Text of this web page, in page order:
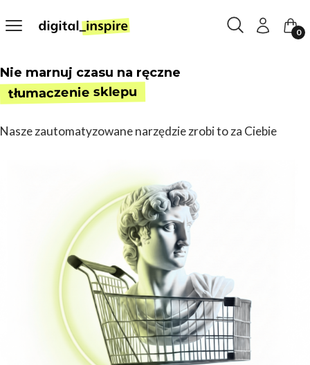
Menu Otwórz
Szukaj Zaloguj się
Nie marnuj czasu na ręczne
tłumaczenie sklepu
Nasze zautomatyzowane narzędzie zrobi to za Ciebie